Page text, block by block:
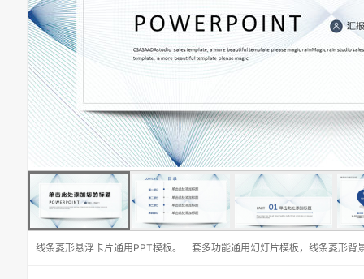
线条菱形悬浮卡片通用PPT模板。一套多功能通用幻灯片模板，线条菱形背